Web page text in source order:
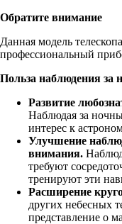
Обратите внимание
Данная модель
профессиональный
Польза наблюдения за
Развитие
Наблюдая за
интерес к
Улучшение
внимания.
требуют
тренируют эти
Расширение
других небесных
представление о